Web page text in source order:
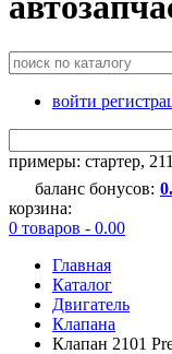
войти
примеры: стартер,
баланс бонусов:
корзина:
0 товаров - 0.00
Главная
Каталог
Двигатель
Клапана
Клапан 2101